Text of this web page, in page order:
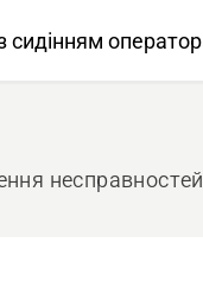
несправностей